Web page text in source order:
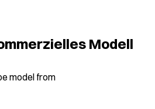
Modell